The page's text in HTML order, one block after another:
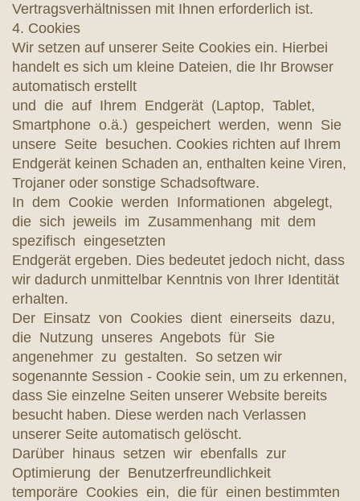
Vertragsverhältnissen mit Ihnen erforderlich ist.
4. Cookies
Wir setzen auf unserer Seite Cookies ein. Hierbei
handelt es sich um kleine Dateien, die Ihr Browser
automatisch erstellt
und die auf Ihrem Endgerät (Laptop, Tablet,
Smartphone o.ä.) gespeichert werden, wenn Sie
unsere Seite besuchen. Cookies richten auf Ihrem
Endgerät keinen Schaden an, enthalten keine Viren,
Trojaner oder sonstige Schadsoftware.
In dem Cookie werden Informationen abgelegt,
die sich jeweils im Zusammenhang mit dem
spezifisch eingesetzten
Endgerät ergeben. Dies bedeutet jedoch nicht, dass
wir dadurch unmittelbar Kenntnis von Ihrer Identität
erhalten.
Der Einsatz von Cookies dient einerseits dazu,
die Nutzung unseres Angebots für Sie
angenehmer zu gestalten. So setzen wir
sogenannte Session - Cookie sein, um zu erkennen,
dass Sie einzelne Seiten unserer Website bereits
besucht haben. Diese werden nach Verlassen
unserer Seite automatisch gelöscht.
Darüber hinaus setzen wir ebenfalls zur
Optimierung der Benutzerfreundlichkeit
temporäre Cookies ein, die für einen bestimmten